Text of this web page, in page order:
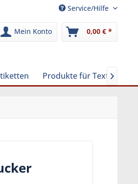
Service/Hilfe
Mein Konto 0,00 € *
Produkte für 